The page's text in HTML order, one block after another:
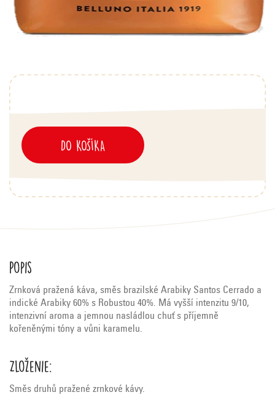
DO KOŠÍKA
Popis
Zrnková pražená káva, směs brazilské Arabiky Santos Cerrado a
indické Arabiky 60% s Robustou 40%. Má vyšší intenzitu 9/10,
intenzivní aroma a jemnou nasládlou chuť s příjemně
kořeněnými tóny a vůni karamelu.
Zloženie:
Směs druhů pražené zrnkové kávy.